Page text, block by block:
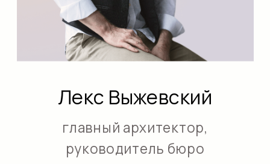
по версии World Architecture
Community.
Мы гарантируем высокий уровень
сервиса своим клиентам, являясь
и за рубежом.
В своей работе я всегда стремлюсь
к эстетическому совершенству,
но моя главная задача — создать